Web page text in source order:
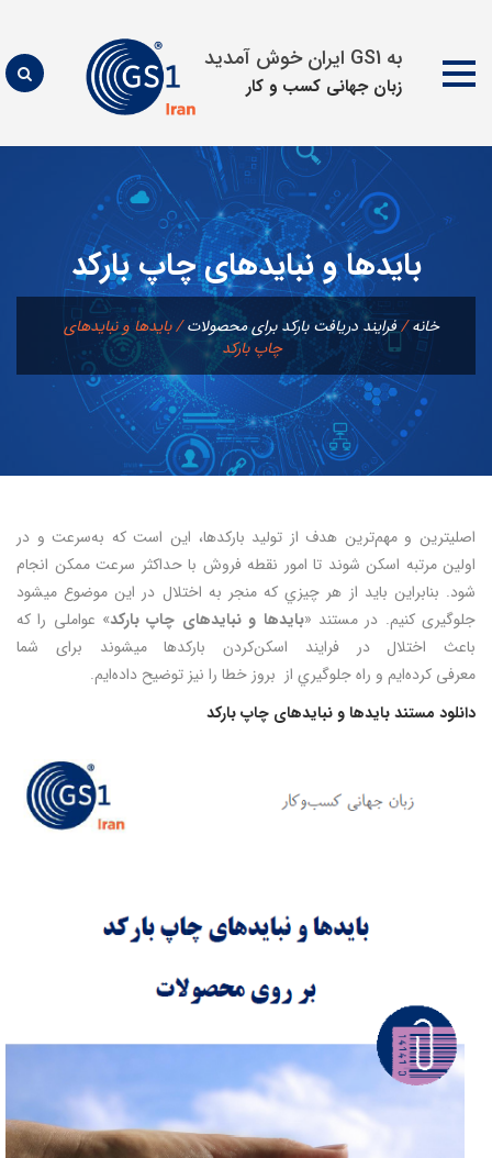
به GS1 ایران خوش آمدید
زبان جهانی كسب و كار
محتوا
بايدها و نبايدهای چاپ باركد
خانه/فرايند دريافت باركد برای محصولات/بايدها و نبايدهای
چاپ باركد
اصلیترين و مهم‌ترين هدف از توليد باركدها، اين است كه به‌سرعت و در
اولين مرتبه اسكن شوند تا امور نقطه فروش با حداكثر سرعت ممكن انجام
شود. بنابراين بايد از هر چيزي كه منجر به اختلال در اين موضوع میشود
جلوگيری كنيم. در مستند «بايدها و نبايدهای چاپ باركد» عواملی را كه
باعث اختلال در فرايند اسكن‌كردن باركدها میشوند برای شما
معرفی كرده‌ايم و راه جلوگيري از بروز خطا را نيز توضيح داده‌ايم.
دانلود مستند بايدها و نبايدهای چاپ باركد